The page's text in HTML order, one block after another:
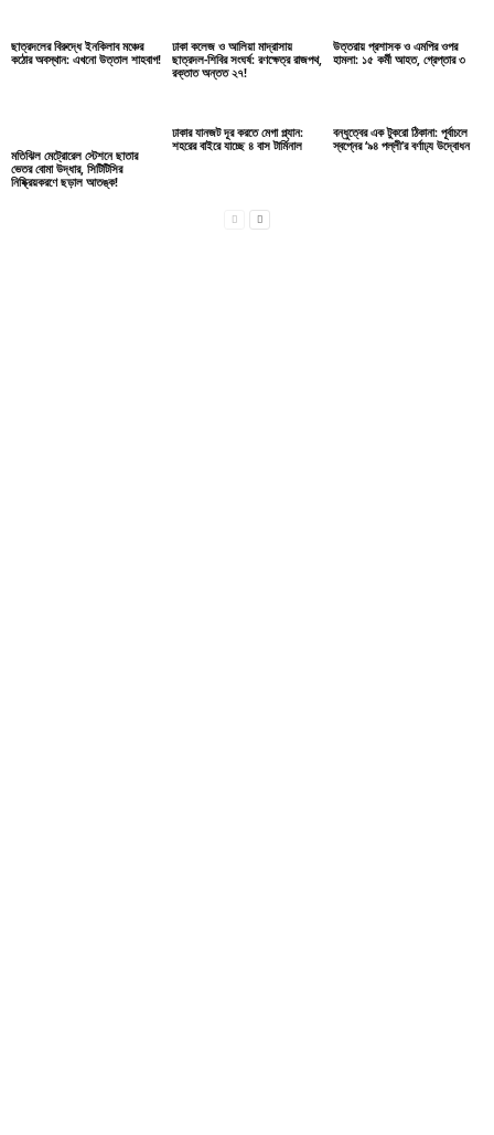
ছাত্রদলের বিরুদ্ধে ইনকিলাব মঞ্চের
কঠোর অবস্থান: এখনো উত্তাল শাহবাগ!
ঢাকা কলেজ ও আলিয়া মাদ্রাসায়
ছাত্রদল-শিবির সংঘর্ষ: রণক্ষেত্র রাজপথ,
রক্তাত অন্তত ২৭!
উত্তরায় প্রশাসক ও এমপির ওপর
হামলা: ১৫ কর্মী আহত, গ্রেপ্তার ৩
মতিঝিল মেট্রোরেল স্টেশনে ছাতার
ভেতর বোমা উদ্ধার, সিটিটিসির
নিষ্ক্রিয়করণে ছড়াল আতঙ্ক!
ঢাকার যানজট দূর করতে মেগা প্ল্যান:
শহরের বাইরে যাচ্ছে ৪ বাস টার্মিনাল
বন্ধুত্বের এক টুকরো ঠিকানা: পূর্বাচলে
স্বপ্নের ‘৯৪ পল্লী’র বর্ণাঢ্য উদ্বোধন